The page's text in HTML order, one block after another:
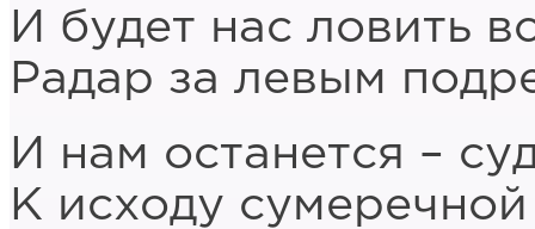
И будет нас ловить
Радар за левым
И нам останется –
К исходу сумеречной